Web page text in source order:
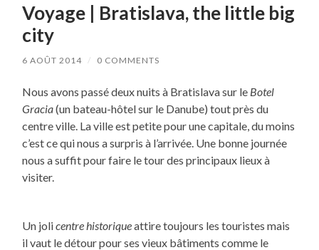
Voyage | Bratislava, the little big
city
6 AOÛT 2014 / 0 COMMENTS
Nous avons passé deux nuits à Bratislava sur le Botel
Gracia(un bateau-hôtel sur le Danube) tout près du
centre ville. La ville est petite pour une capitale, du moins
c’est ce qui nous a surpris à l’arrivée. Une bonne journée
nous a suffit pour faire le tour des principaux lieux à
visiter.
Un jolicentre historiqueattire toujours les touristes mais
il vaut le détour pour ses vieux bâtiments comme le